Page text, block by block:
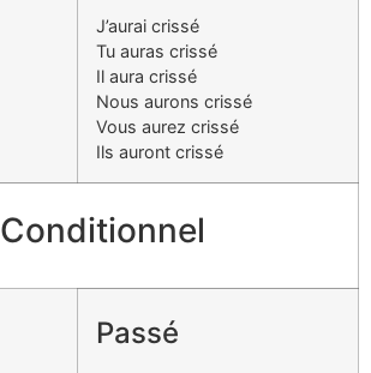
J’aurai crissé
Tu auras crissé
Il aura crissé
Nous aurons crissé
Vous aurez crissé
Ils auront crissé
Conditionnel
Passé